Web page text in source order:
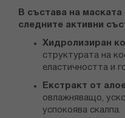
В състава на
следните активни
Хидролизиран
структурата на
еластичността и
Екстракт от
овлажняващо,
успокоява скалпа.